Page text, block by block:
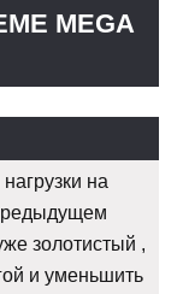
MEGA
на
золотистый ,
и уменьшить